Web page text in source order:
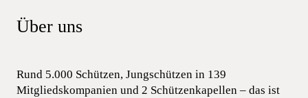
Über uns
Rund 5.000 Schützen, Jungschützen in 139
Mitgliedskompanien und 2 Schützenkapellen – das ist